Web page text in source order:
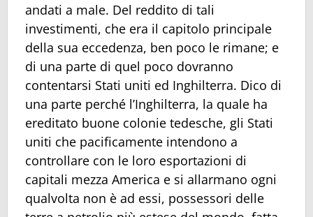
andati a male. Del reddito di tali
investimenti, che era il capitolo principale
della sua eccedenza, ben poco le rimane; e
di una parte di quel poco dovranno
contentarsi Stati uniti ed Inghilterra. Dico di
una parte perché l’Inghilterra, la quale ha
ereditato buone colonie tedesche, gli Stati
uniti che pacificamente intendono a
controllare con le loro esportazioni di
capitali mezza America e si allarmano ogni
qualvolta non è ad essi, possessori delle